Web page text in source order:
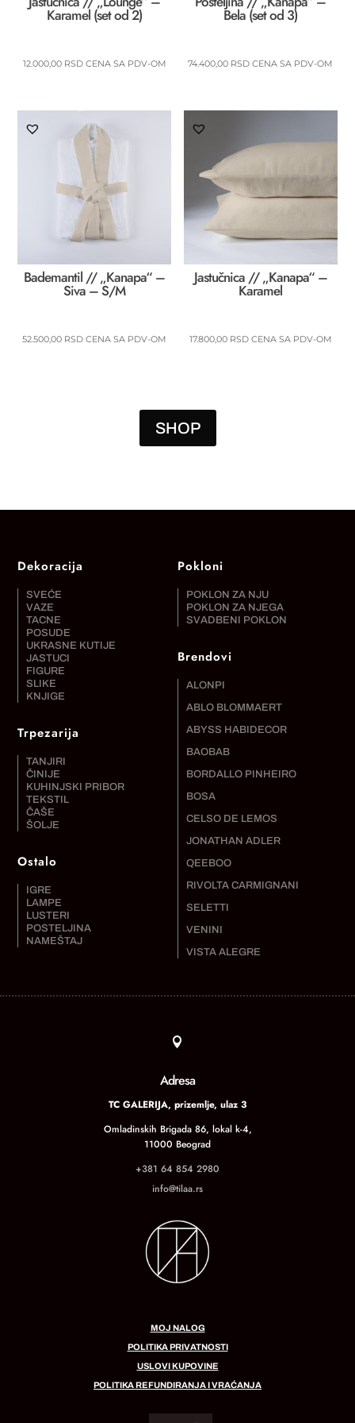
Karamel (set od 2)
12.000,00 RSD CENA SA PDV-OM
Bela (set od 3)
74.400,00 RSD CENA SA PDV-OM
Bademantil // „Kanapa“ –
Siva – S/M
52.500,00 RSD CENA SA PDV-OM
Jastučnica // „Kanapa“ –
Karamel
17.800,00 RSD CENA SA PDV-OM
SHOP
Dekoracija
SVEĆE
VAZE
TACNE
POSUDE
UKRASNE KUTIJE
JASTUCI
FIGURE
SLIKE
KNJIGE
Trpezarija
TANJIRI
ČINIJE
KUHINJSKI PRIBOR
TEKSTIL
ČAŠE
ŠOLJE
Ostalo
IGRE
LAMPE
LUSTERI
POSTELJINA
NAMEŠTAJ
Pokloni
POKLON ZA NJU
POKLON ZA NJEGA
SVADBENI POKLON
Brendovi
ALONPI
ABLO BLOMMAERT
ABYSS HABIDECOR
BAOBAB
BORDALLO PINHEIRO
BOSA
CELSO DE LEMOS
JONATHAN ADLER
QEEBOO
RIVOLTA CARMIGNANI
SELETTI
VENINI
VISTA ALEGRE

Adresa
TC GALERIJA, prizemlje, ulaz 3
Omladinskih Brigada 86, lokal k-4,
11000 Beograd
+381 64 854 2980
info@tilaa.rs
MOJ NALOG
POLITIKA PRIVATNOSTI
USLOVI KUPOVINE
POLITIKA REFUNDIRANJA I VRAĆANJA